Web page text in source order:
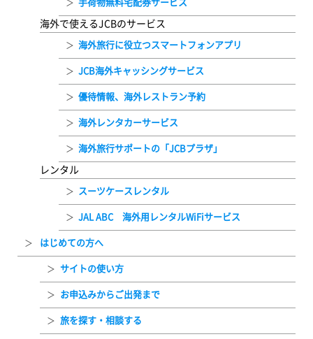
手荷物無料宅配券サービス
海外で使えるJCBのサービス
海外旅行に役立つスマートフォンアプリ
JCB海外キャッシングサービス
優待情報、海外レストラン予約
海外レンタカーサービス
海外旅行サポートの「JCBプラザ」
レンタル
スーツケースレンタル
JAL ABC 海外用レンタルWiFiサービス
はじめての方へ
サイトの使い方
お申込みからご出発まで
旅を探す・相談する